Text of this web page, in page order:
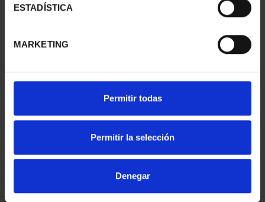
ESTADÍSTICA
MARKETING
Permitir todas
Permitir la selección
Denegar
CIUDADES PATRIMONIO
73,00 €